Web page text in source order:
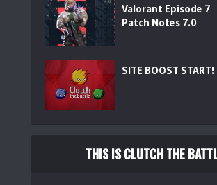
ン...
( 54466
Valorant Episode 7
Patch Notes 7.0
SITE BOOST START!
THIS IS CLUTCH THE